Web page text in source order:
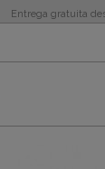
Entrega gratuita